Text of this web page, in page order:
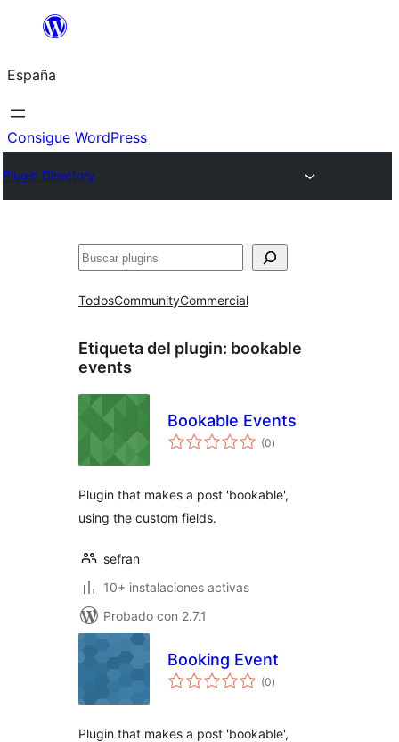
Saltar
contenido
España
Consigue WordPress
Plugin Directory
Buscar
TodosCommunityCommercial
Etiqueta del plugin: bookable
events
Bookable Events
(0valoraciones
en
)
Plugin that makes a post 'bookable',
using the custom fields.
sefran
10+ instalaciones activas
Probado con 2.7.1
Booking Event
(0valoraciones
en
)
Plugin that makes a post 'bookable',